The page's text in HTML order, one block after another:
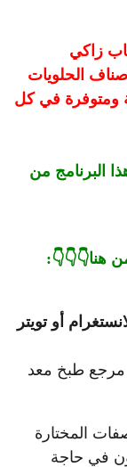
زاكي
الحلويات
ومتوفرة في كل
البرنامج من
أو تويتر
مرجع طبخ معد
المختارة
في حاجة